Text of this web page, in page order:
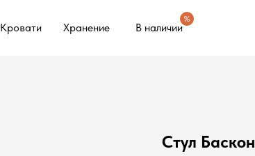
В наличии
Хранение
Кровати
%
В наличии
Стул Баскон